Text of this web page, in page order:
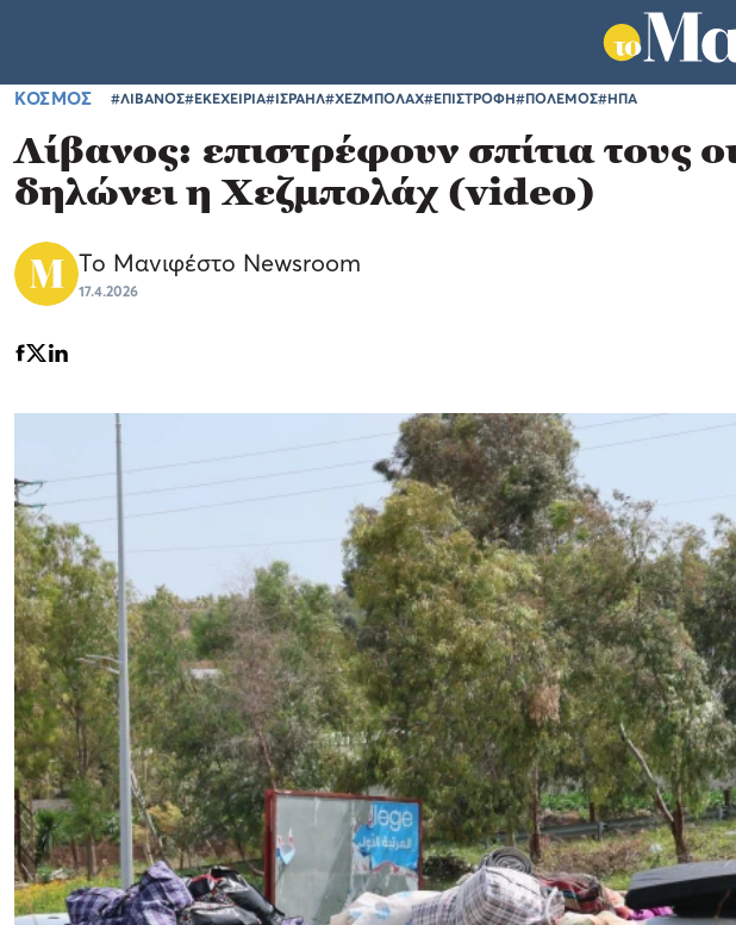
ΚΟΣΜΟΣ #ΛΙΒΑΝΟΣ#ΕΚΕΧΕΙΡΙΑ#ΙΣΡΑΗΛ#ΧΕΖΜΠΟΛΑΧ#ΕΠΙΣΤΡΟΦΗ#ΠΟΛΕΜΟΣ#ΗΠΑ
Λίβανος: επιστρέφουν σπίτια τους
δηλώνει η Χεζμπολάχ (video)
Το Μανιφέστο Newsroom
17.4.2026